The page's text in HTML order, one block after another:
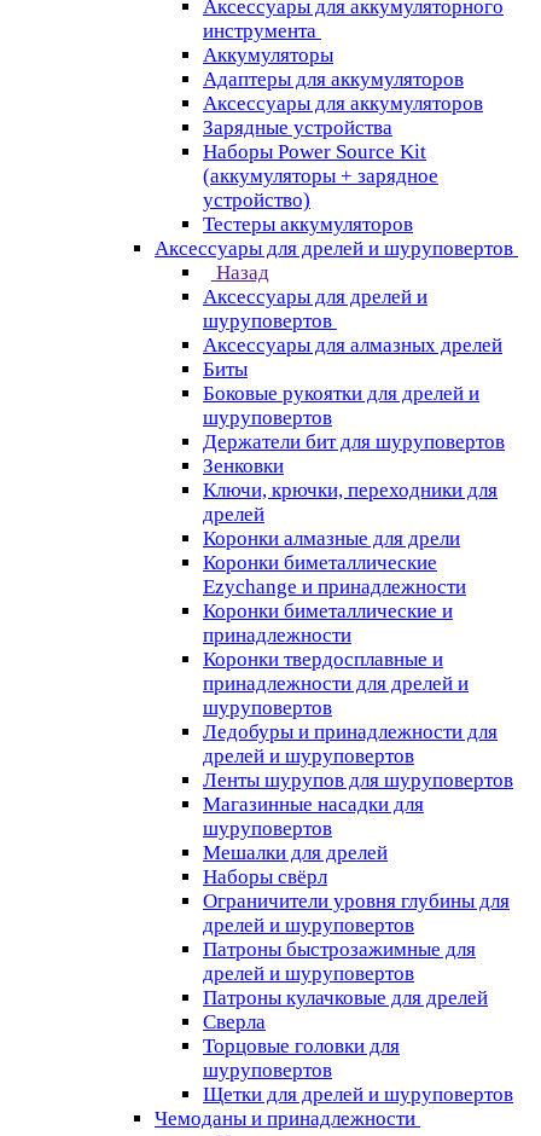
Аксессуары для аккумуляторного
инструмента
Aккумуляторы
Адаптеры для аккумуляторов
Аксессуары для аккумуляторов
Зарядные устройства
Наборы Power Source Kit
(аккумуляторы + зарядное
устройство)
Тестеры аккумуляторов
Аксессуары для дрелей и шуруповертов
Назад
Аксессуары для дрелей и
шуруповертов
Аксессуары для алмазных дрелей
Биты
Боковые рукоятки для дрелей и
шуруповертов
Держатели бит для шуруповертов
Зенковки
Ключи, крючки, переходники для
дрелей
Коронки алмазные для дрели
Коронки биметаллические
Ezychange и принадлежности
Коронки биметаллические и
принадлежности
Коронки твердосплавные и
принадлежности для дрелей и
шуруповертов
Ледобуры и принадлежности для
дрелей и шуруповертов
Ленты шурупов для шуруповертов
Магазинные насадки для
шуруповертов
Мешалки для дрелей
Наборы свёрл
Ограничители уровня глубины для
дрелей и шуруповертов
Патроны быстрозажимные для
дрелей и шуруповертов
Патроны кулачковые для дрелей
Сверла
Торцовые головки для
шуруповертов
Щетки для дрелей и шуруповертов
Чемоданы и принадлежности